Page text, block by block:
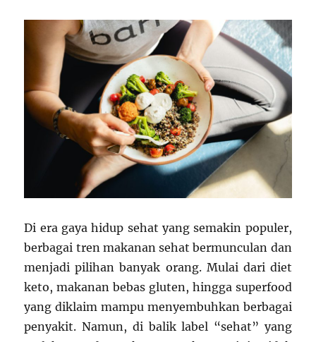
Di era gaya hidup sehat yang semakin populer,
berbagai tren makanan sehat bermunculan dan
menjadi pilihan banyak orang. Mulai dari diet
keto, makanan bebas gluten, hingga superfood
yang diklaim mampu menyembuhkan berbagai
penyakit. Namun, di balik label “sehat” yang